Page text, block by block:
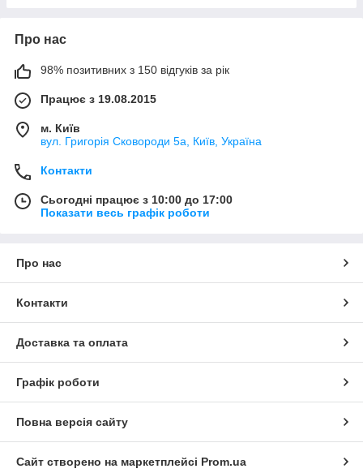
Про нас
98% позитивних з 150 відгуків за рік
Працює з 19.08.2015
м. Київ
вул. Григорія Сковороди 5а, Київ, Україна
Контакти
Сьогодні працює з 10:00 до 17:00
Показати весь графік роботи
Про нас
Контакти
Доставка та оплата
Графік роботи
Повна версія сайту
Сайт створено на маркетплейсі Prom.ua